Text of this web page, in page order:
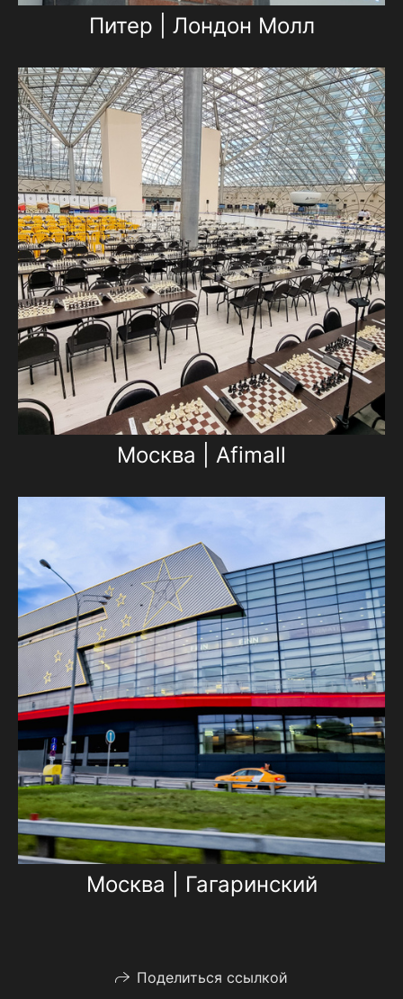
Питер | Лондон Молл
Москва | Afimall
Москва | Гагаринский
Поделиться ссылкой